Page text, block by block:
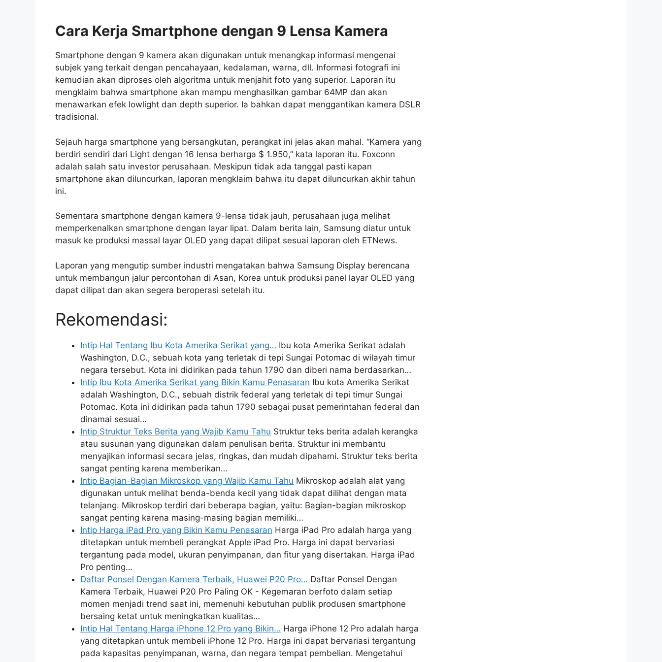
Cara Kerja Smartphone dengan 9 Lensa Kamera
Smartphone dengan 9 kamera akan digunakan untuk menangkap informasi mengenai
subjek yang terkait dengan pencahayaan, kedalaman, warna, dll. Informasi fotografi ini
kemudian akan diproses oleh algoritma untuk menjahit foto yang superior. Laporan itu
mengklaim bahwa smartphone akan mampu menghasilkan gambar 64MP dan akan
menawarkan efek lowlight dan depth superior. Ia bahkan dapat menggantikan kamera DSLR
tradisional.
Sejauh harga smartphone yang bersangkutan, perangkat ini jelas akan mahal. “Kamera yang
berdiri sendiri dari Light dengan 16 lensa berharga $ 1.950,” kata laporan itu. Foxconn
adalah salah satu investor perusahaan. Meskipun tidak ada tanggal pasti kapan
smartphone akan diluncurkan, laporan mengklaim bahwa itu dapat diluncurkan akhir tahun
ini.
Sementara smartphone dengan kamera 9-lensa tidak jauh, perusahaan juga melihat
memperkenalkan smartphone dengan layar lipat. Dalam berita lain, Samsung diatur untuk
masuk ke produksi massal layar OLED yang dapat dilipat sesuai laporan oleh ETNews.
Laporan yang mengutip sumber industri mengatakan bahwa Samsung Display berencana
untuk membangun jalur percontohan di Asan, Korea untuk produksi panel layar OLED yang
dapat dilipat dan akan segera beroperasi setelah itu.
Rekomendasi:
Intip Hal Tentang Ibu Kota Amerika Serikat yang… Ibu kota Amerika Serikat adalah
Washington, D.C., sebuah kota yang terletak di tepi Sungai Potomac di wilayah timur
negara tersebut. Kota ini didirikan pada tahun 1790 dan diberi nama berdasarkan…
Intip Ibu Kota Amerika Serikat yang Bikin Kamu Penasaran Ibu kota Amerika Serikat
adalah Washington, D.C., sebuah distrik federal yang terletak di tepi timur Sungai
Potomac. Kota ini didirikan pada tahun 1790 sebagai pusat pemerintahan federal dan
dinamai sesuai…
Intip Struktur Teks Berita yang Wajib Kamu Tahu Struktur teks berita adalah kerangka
atau susunan yang digunakan dalam penulisan berita. Struktur ini membantu
menyajikan informasi secara jelas, ringkas, dan mudah dipahami. Struktur teks berita
sangat penting karena memberikan…
Intip Bagian-Bagian Mikroskop yang Wajib Kamu Tahu Mikroskop adalah alat yang
digunakan untuk melihat benda-benda kecil yang tidak dapat dilihat dengan mata
telanjang. Mikroskop terdiri dari beberapa bagian, yaitu: Bagian-bagian mikroskop
sangat penting karena masing-masing bagian memiliki…
Intip Harga iPad Pro yang Bikin Kamu Penasaran Harga iPad Pro adalah harga yang
ditetapkan untuk membeli perangkat Apple iPad Pro. Harga ini dapat bervariasi
tergantung pada model, ukuran penyimpanan, dan fitur yang disertakan. Harga iPad
Pro penting…
Daftar Ponsel Dengan Kamera Terbaik, Huawei P20 Pro… Daftar Ponsel Dengan
Kamera Terbaik, Huawei P20 Pro Paling OK - Kegemaran berfoto dalam setiap
momen menjadi trend saat ini, memenuhi kebutuhan publik produsen smartphone
bersaing ketat untuk meningkatkan kualitas…
Intip Hal Tentang Harga iPhone 12 Pro yang Bikin… Harga iPhone 12 Pro adalah harga
yang ditetapkan untuk membeli iPhone 12 Pro. Harga ini dapat bervariasi tergantung
pada kapasitas penyimpanan, warna, dan negara tempat pembelian. Mengetahui